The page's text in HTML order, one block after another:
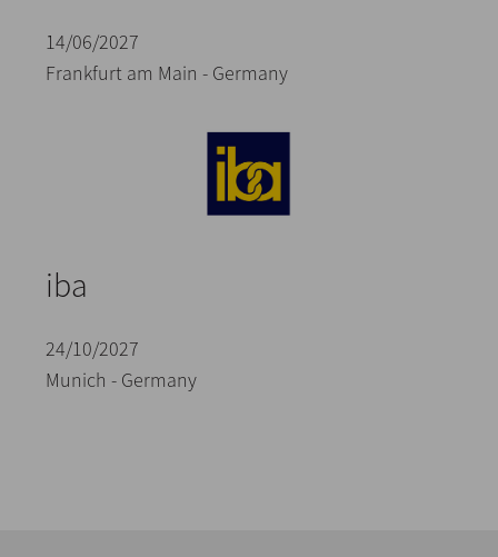
14/06/2027
Frankfurt am Main - Germany
iba
24/10/2027
Munich - Germany